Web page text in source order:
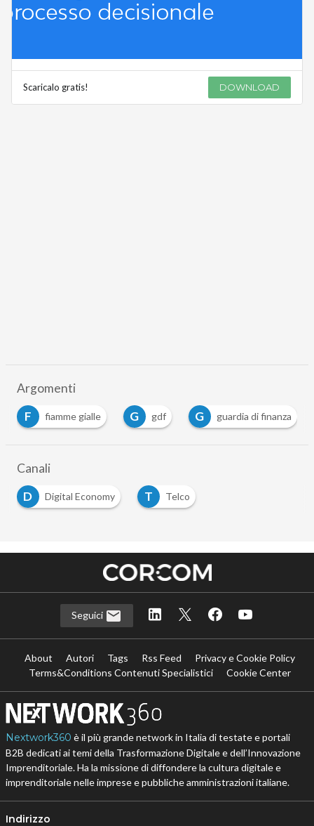
Scaricalo gratis! DOWNLOAD
Argomenti
F
fiamme gialle G gdf G guardia di finanza
Canali
D
Digital Economy T Telco
Seguici
About Autori Tags Rss Feed
Privacy e Cookie Policy
Terms&Conditions Contenuti Specialistici
Cookie Center
Nextwork360 è il più grande network in Italia di testate e portali
B2B dedicati ai temi della Trasformazione Digitale e dell’Innovazione
Imprenditoriale. Ha la missione di diffondere la cultura digitale e
imprenditoriale nelle imprese e pubbliche amministrazioni italiane.
Indirizzo